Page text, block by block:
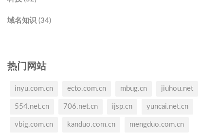
域名知识 (34)
热门网站
inyu.com.cn ecto.com.cn mbug.cn jiuhou.net
554.net.cn 706.net.cn ijsp.cn yuncai.net.cn
vbig.com.cn kanduo.com.cn mengduo.com.cn